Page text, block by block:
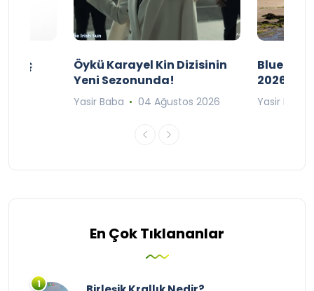
Maç
Öykü Karayel Kin Dizisinin
Yeni Sezonunda!
Yasir Baba 04 Ağustos 2026
Blue
2026
Yasir Baba
En Çok Tıklananlar